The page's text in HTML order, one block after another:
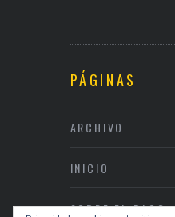
PÁGINAS
ARCHIVO
INICIO
SOBRE EL BLOG